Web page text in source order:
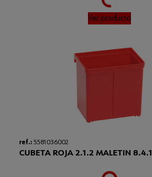
Ver producto
ref.: 5581036002
CUBETA ROJA 2.1.2 MALETIN 8.4.1
Loading...